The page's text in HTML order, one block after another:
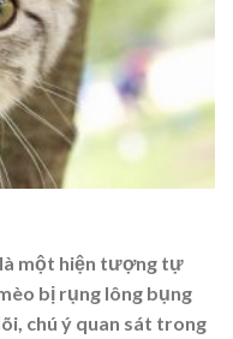
một hiện tượng tự
bị rụng lông bụng
chú ý quan sát trong